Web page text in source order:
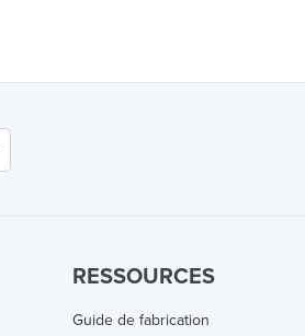
RESSOURCES
Guide de fabrication